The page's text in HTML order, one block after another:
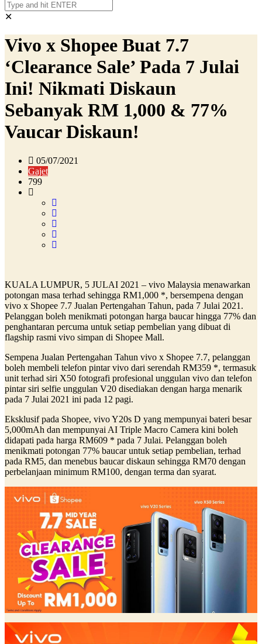
✕
Vivo x Shopee Buat 7.7
‘Clearance Sale’ Pada 7 Julai
Ini! Nikmati Diskaun
Sebanyak RM 1,000 & 77%
Vaucar Diskaun!
05/07/2021
Gajet
799
KUALA LUMPUR, 5 JULAI 2021 – vivo Malaysia menawarkan
potongan masa terhad sehingga RM1,000 *, bersempena dengan
vivo x Shopee 7.7 Jualan Pertengahan Tahun, pada 7 Julai 2021.
Pelanggan boleh menikmati potongan harga baucar hingga 77% dan
penghantaran percuma untuk setiap pembelian yang dibuat di
flagship rasmi vivo simpan di Shopee Mall.
Sempena Jualan Pertengahan Tahun vivo x Shopee 7.7, pelanggan
boleh membeli telefon pintar vivo dari serendah RM359 *, termasuk
unit terhad siri X50 fotografi profesional unggulan vivo dan telefon
pintar siri selfie unggulan V20 disediakan dengan harga menarik
pada 7 Julai 2021 ini pada 12 pagi.
Eksklusif pada Shopee, vivo Y20s D yang mempunyai bateri besar
5,000mAh dan mempunyai AI Triple Macro Camera kini boleh
didapati pada harga RM609 * pada 7 Julai. Pelanggan boleh
menikmati potongan 77% baucar untuk setiap pembelian, terhad
pada RM5, dan menebus baucar diskaun sehingga RM70 dengan
perbelanjaan minimum RM100, dengan terma dan syarat.